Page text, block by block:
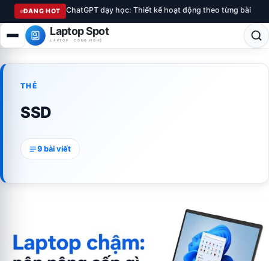
ĐANG HOT ChatGPT dạy học: Thiết kế hoạt động theo từng bài
Laptop Spot
LAPTOP · CÔNG NGHỆ
THẺ
SSD
9 bài viết